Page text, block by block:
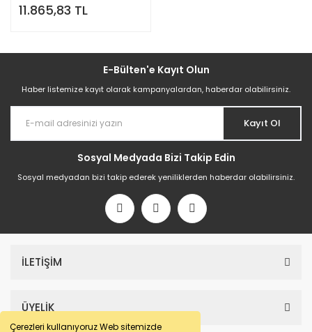
Çerezleri kullanıyoruz Web sitemizde
11.865,83 TL
E-Bülten'e Kayıt Olun
Haber listemize kayıt olarak kampanyalardan, haberdar olabilirsiniz.
Kayıt Ol
Sosyal Medyada Bizi Takip Edin
Sosyal medyadan bizi takip ederek yeniliklerden haberdar olabilirsiniz.
İLETİŞİM
ÜYELİK